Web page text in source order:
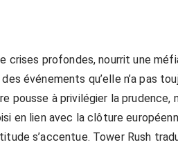
crises profondes, nourrit une
événements qu’elle n’a pas
pousse à privilégier la prudence,
en lien avec la clôture
s’accentue. Tower Rush